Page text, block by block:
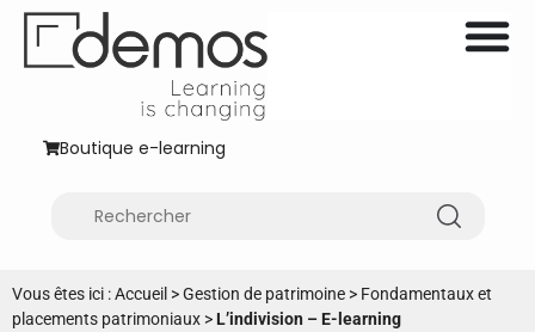
Boutique e-learning
Vous êtes ici :Accueil >Gestion de patrimoine > Fondamentaux et
placements patrimoniaux >L’indivision – E-learning